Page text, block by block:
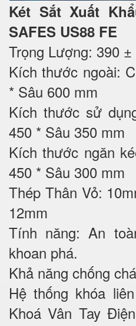
Két Sắt Xuất
SAFES US88 FE
Trọng Lượng: 390 ±
Kích thước ngoài:
* Sâu 600 mm
Kích thước sử
450 * Sâu 350 mm
Kích thước ngăn
450 * Sâu 300 mm
Thép Thân Vỏ:
12mm
Tính năng: An
khoan phá.
Khả năng chống
Hệ thống khóa
Khoá Vân Tay